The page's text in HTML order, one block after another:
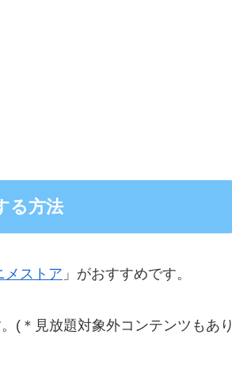
る方法
メストア 」がおすすめです。
(＊見放題対象外コンテンツもあり